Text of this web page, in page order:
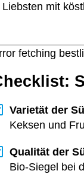
Liebsten mit
fetching
Varietät der
Keksen und
Qualität der
Bio-Siegel bei